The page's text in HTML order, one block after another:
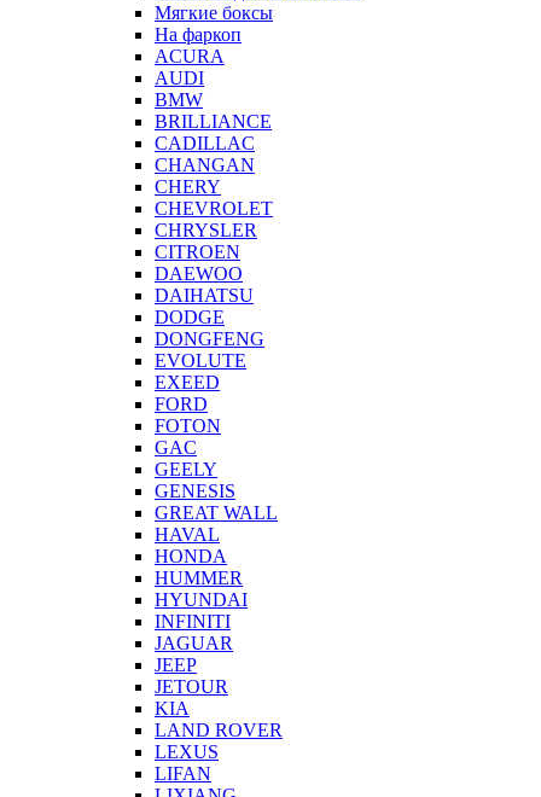
Мягкие боксы
На фаркоп
ACURA
AUDI
BMW
BRILLIANCE
CADILLAC
CHANGAN
CHERY
CHEVROLET
CHRYSLER
CITROEN
DAEWOO
DAIHATSU
DODGE
DONGFENG
EVOLUTE
EXEED
FORD
FOTON
GAC
GEELY
GENESIS
GREAT WALL
HAVAL
HONDA
HUMMER
HYUNDAI
INFINITI
JAGUAR
JEEP
JETOUR
KIA
LAND ROVER
LEXUS
LIFAN